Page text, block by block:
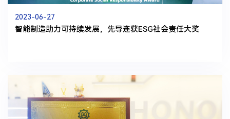
2023-06-27
智能制造助力可持续发展，先导连获ESG社会责任大奖